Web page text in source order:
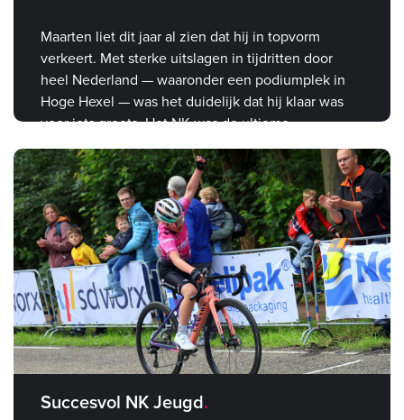
Maarten liet dit jaar al zien dat hij in topvorm
verkeert. Met sterke uitslagen in tijdritten door
heel Nederland — waaronder een podiumplek in
Hoge Hexel — was het duidelijk dat hij klaar was
voor iets groots. Het NK was de ultieme
bevestiging.
Succesvol NK Jeugd